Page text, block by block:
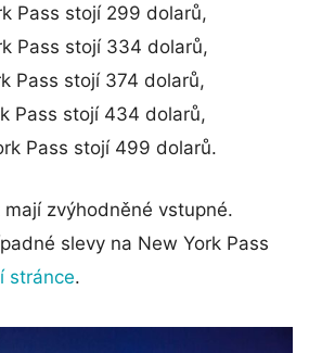
Pass stojí 299 dolarů,
Pass stojí 334 dolarů,
Pass stojí 374 dolarů,
Pass stojí 434 dolarů,
Pass stojí 499 dolarů.
zvýhodněné vstupné.
slevy na New York Pass
stránce.